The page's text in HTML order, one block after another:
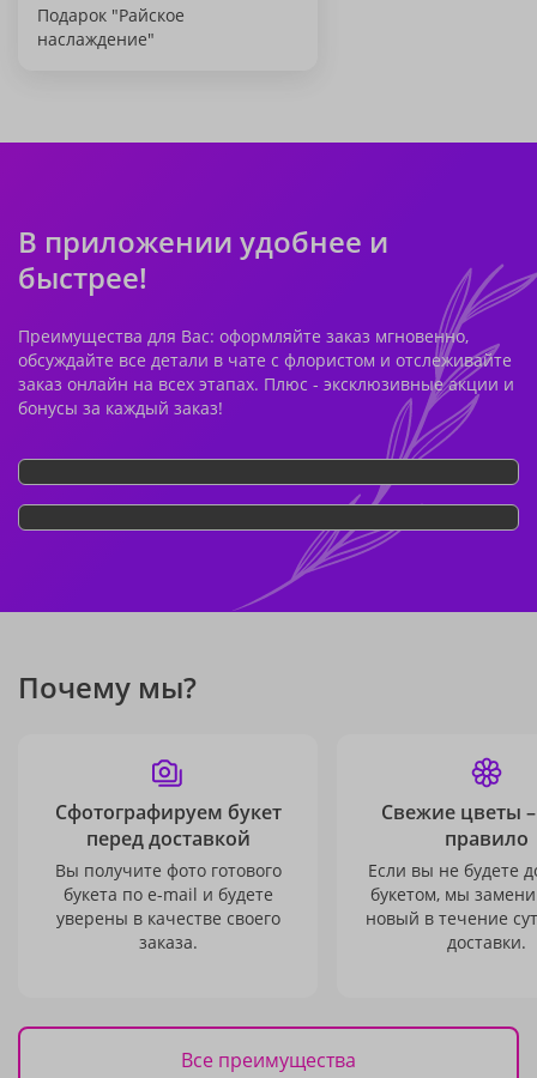
Подарок "Райское
наслаждение"
В приложении удобнее и
быстрее!
Преимущества для Вас: оформляйте заказ мгновенно,
обсуждайте все детали в чате с флористом и отслеживайте
заказ онлайн на всех этапах. Плюс - эксклюзивные акции и
бонусы за каждый заказ!
Почему мы?
Сфотографируем букет
перед доставкой
Вы получите фото готового
букета по e-mail и будете
уверены в качестве своего
заказа.
Свежие цветы
правило
Если вы не будете
букетом, мы
новый в течение
доставки.
Все преимущества